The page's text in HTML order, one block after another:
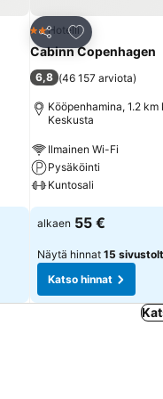
Jaa
Lisää
2 Tähtiluokitus
Hotelli
Cabinn Copenhagen
6,8 (46 157 arviota)
Kööpenhamina, 1.2
Keskusta
Ilmainen Wi-Fi
Pysäköinti
Kuntosali
alkaen 55 €
Näytä hinnat 15
Katso hinnat